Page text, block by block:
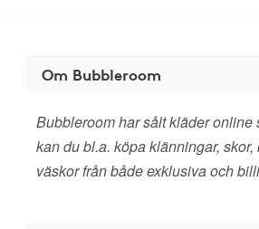
Om Bubbleroom
Bubbleroom har sålt kläder online
kan du bl.a. köpa klänningar,
väskor från både exklusiva och